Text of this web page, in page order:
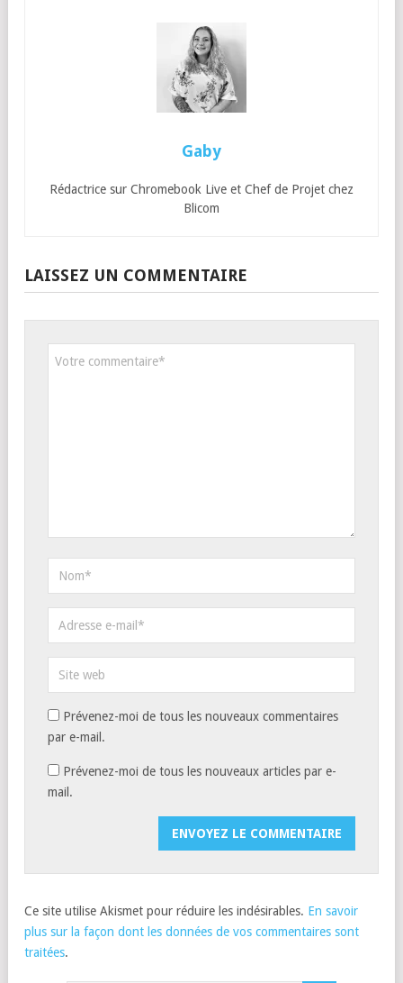
Gaby
Rédactrice sur Chromebook Live et Chef de Projet chez
Blicom
LAISSEZ UN COMMENTAIRE
Prévenez-moi de tous les nouveaux commentaires
par e-mail.
Prévenez-moi de tous les nouveaux articles par e-
mail.
Ce site utilise Akismet pour réduire les indésirables. En savoir
plus sur la façon dont les données de vos commentaires sont
traitées.